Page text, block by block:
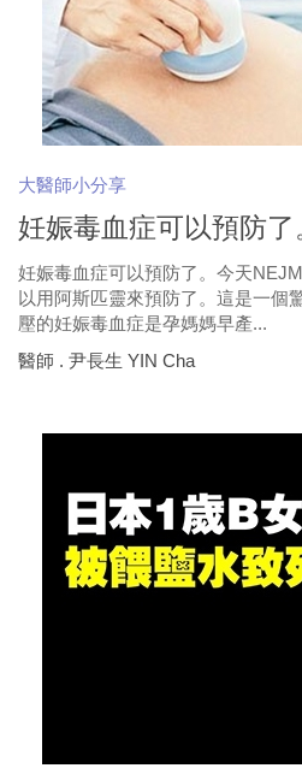
大醫師小分享
妊娠毒血症可以預防了
妊娠毒血症可以預防了。今天
以用阿斯匹靈來預防了。這是一個
壓的妊娠毒血症是孕媽媽早產...
醫師 . 尹長生 YIN Cha